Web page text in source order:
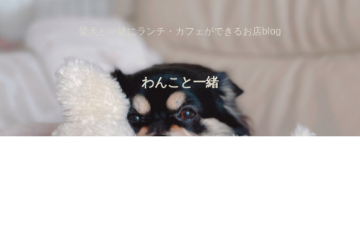
愛犬と一緒にランチ・カフェができるお店blog
わんこと一緒